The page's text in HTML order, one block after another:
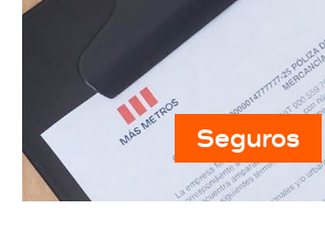
Seguros